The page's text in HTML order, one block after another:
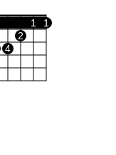
1
1
2
4